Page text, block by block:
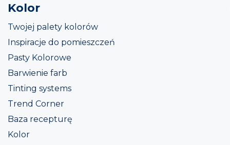
Kolor
Twojej palety kolorów
Inspiracje do pomieszczeń
Pasty Kolorowe
Barwienie farb
Tinting systems
Trend Corner
Baza recepturę
Kolor